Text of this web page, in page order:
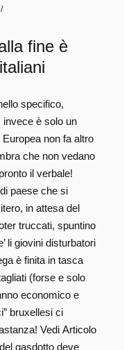
fine è
specifico,
invece è solo un
non fa altro
che non vedano
il verbale!
paese che si
in attesa del
truccati, spuntino
li giovini disturbatori
è finita in tasca
(forse e solo
economico e
bruxellesi ci
Vedi Articolo
gasdotto deve